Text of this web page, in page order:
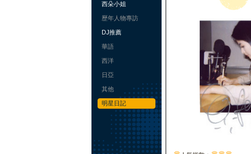
西朵小姐
歷年人物專訪
DJ推薦
華語
西洋
日亞
其他
明星日記